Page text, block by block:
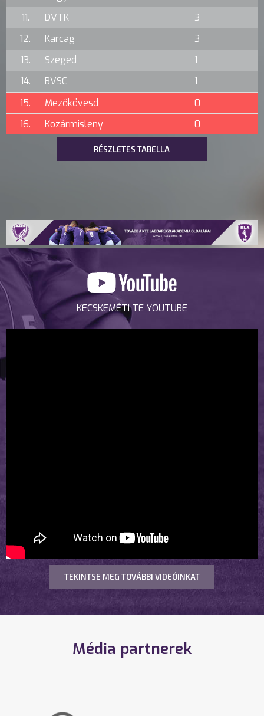
11.
DVTK
3
12.
Karcag
3
13.
Szeged
1
14.
BVSC
1
15.
Mezőkövesd
0
16.
Kozármisleny 0
RÉSZLETES TABELLA
KECSKEMÉTI TE YOUTUBE
TEKINTSE MEG TOVÁBBI VIDEÓINKAT
Média partnerek